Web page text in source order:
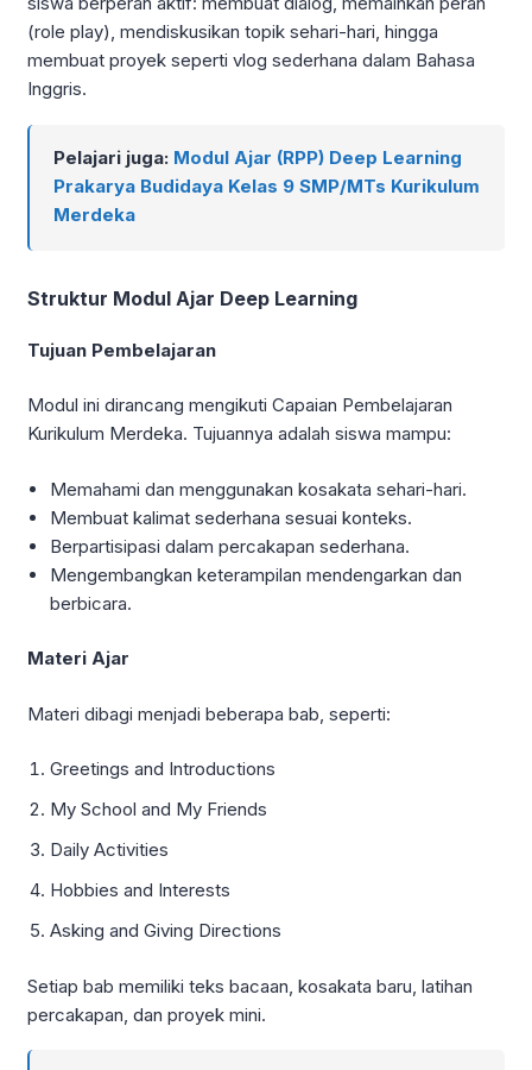
(role play), mendiskusikan topik sehari-hari, hingga
membuat proyek seperti vlog sederhana dalam Bahasa
Inggris.
Pelajari juga: Modul Ajar (RPP) Deep Learning
Prakarya Budidaya Kelas 9 SMP/MTs Kurikulum
Merdeka
Struktur Modul Ajar Deep Learning
Tujuan Pembelajaran
Modul ini dirancang mengikuti Capaian Pembelajaran
Kurikulum Merdeka. Tujuannya adalah siswa mampu:
Memahami dan menggunakan kosakata sehari-hari.
Membuat kalimat sederhana sesuai konteks.
Berpartisipasi dalam percakapan sederhana.
Mengembangkan keterampilan mendengarkan dan
berbicara.
Materi Ajar
Materi dibagi menjadi beberapa bab, seperti:
Greetings and Introductions
My School and My Friends
Daily Activities
Hobbies and Interests
Asking and Giving Directions
Setiap bab memiliki teks bacaan, kosakata baru, latihan
percakapan, dan proyek mini.